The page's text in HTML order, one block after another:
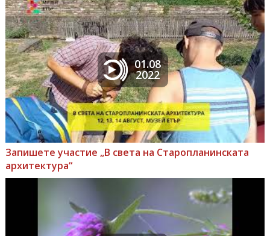
01.08
2022
Запишете участие „В света на Старопланинската
архитектура“